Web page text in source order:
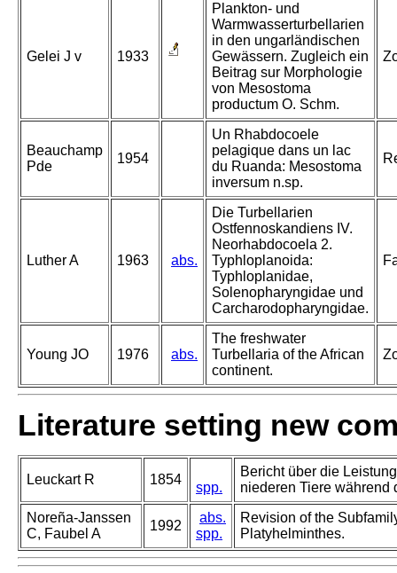
Gelei J v 1933
Plankton- und
Warmwasserturbellarien
in den ungarländischen
Gewässern. Zugleich ein
Beitrag sur Morphologie
von Mesostoma
productum O. Schm.
Beauchamp
Pde
1954
Un Rhabdocoele
pelagique dans un lac
du Ruanda: Mesostoma
inversum n.sp.
Luther A 1963 abs.
Die Turbellarien
Ostfennoskandiens IV.
Neorhabdocoela 2.
Typhloplanoida:
Typhloplanidae,
Solenopharyngidae und
Carcharodopharyngidae.
Young JO 1976 abs.
The freshwater
Turbellaria of the African
continent.
Literature setting new
Leuckart R 1854
spp.
Bericht über die
niederen Tiere während
Noreña-Janssen
C, Faubel A
1992
abs.
spp.
Revision of the
Platyhelminthes.